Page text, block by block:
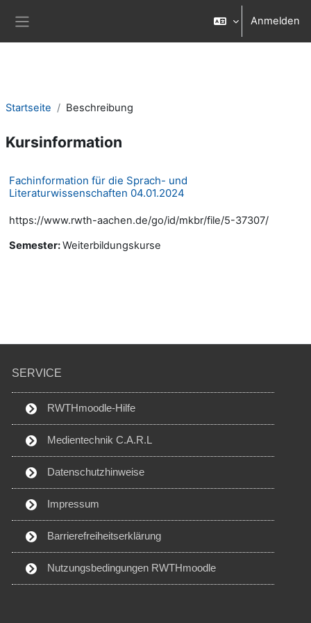
Anmelden
Startseite Beschreibung
Kursinformation
Fachinformation für die Sprach- und
Literaturwissenschaften 04.01.2024
https://www.rwth-aachen.de/go/id/mkbr/file/5-37307/
Semester:Weiterbildungskurse
SERVICE
RWTHmoodle-Hilfe
Medientechnik C.A.R.L
Datenschutzhinweise
Impressum
Barrierefreiheitserklärung
Nutzungsbedingungen RWTHmoodle